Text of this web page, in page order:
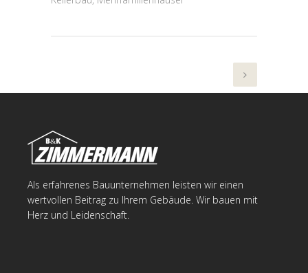
Als erfahrenes Bauunternehmen leisten wir einen
wertvollen Beitrag zu Ihrem Gebäude. Wir bauen mit
Herz und Leidenschaft.